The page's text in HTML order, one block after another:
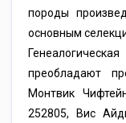
породы
основным
преобладают
Монтвик
252805, Вис